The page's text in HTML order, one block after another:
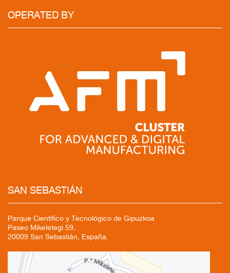
OPERATED BY
SAN SEBASTIÁN
Parque Científico y Tecnológico de Gipuzkoa
Paseo Mikeletegi 59,
20009 San Sebastián, España.